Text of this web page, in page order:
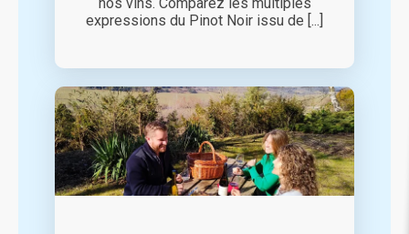
expressions du Pinot Noir issu de [...]